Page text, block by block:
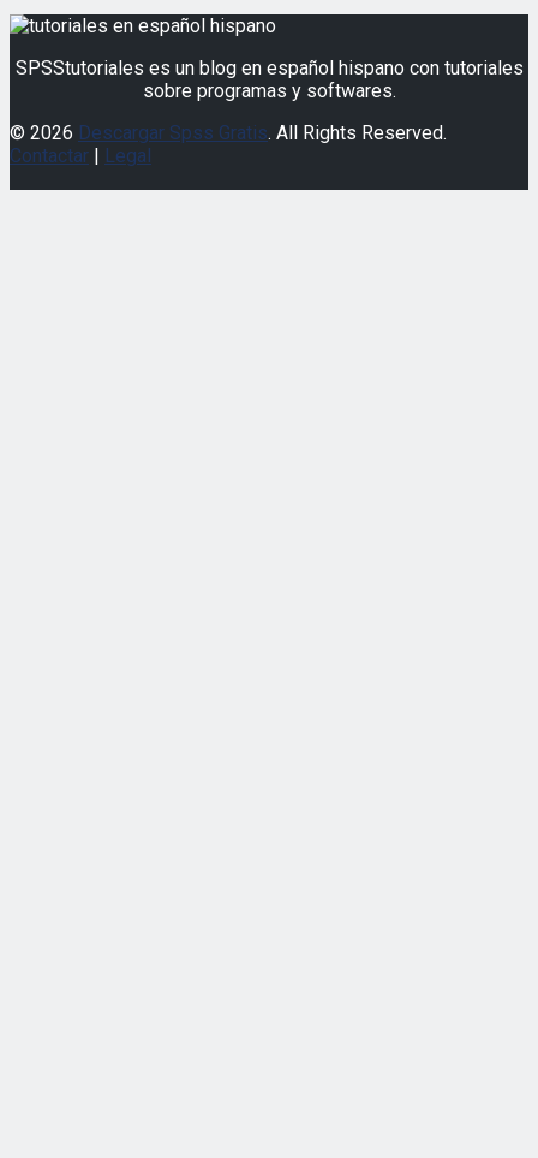
© 2026Descargar Spss Gratis. All Rights Reserved.